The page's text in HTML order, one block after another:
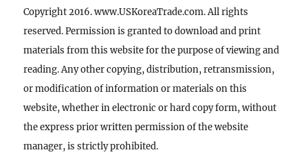
Copyright 2016. www.USKoreaTrade.com. All rights
reserved. Permission is granted to download and print
materials from this website for the purpose of viewing and
reading. Any other copying, distribution, retransmission,
or modification of information or materials on this
website, whether in electronic or hard copy form, without
the express prior written permission of the website
manager, is strictly prohibited.